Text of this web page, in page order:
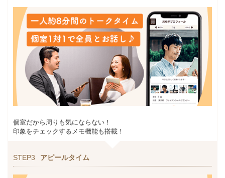
個室だから周りも気にならない！
印象をチェックするメモ機能も搭載！
STEP3 アピールタイム